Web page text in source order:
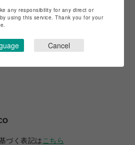
づく表記は こちら
any responsibility for any direct or
using this service. Thank you for your
Cancel